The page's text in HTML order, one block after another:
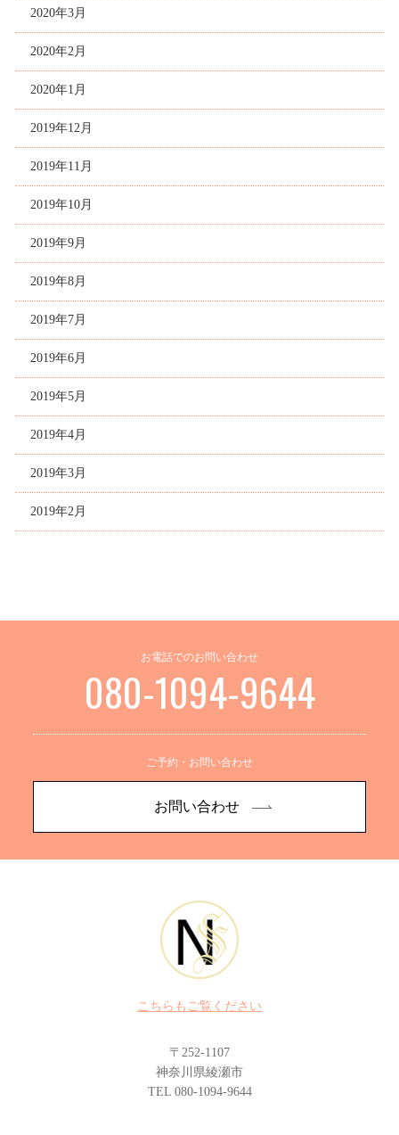
2020年3月
2020年2月
2020年1月
2019年12月
2019年11月
2019年10月
2019年9月
2019年8月
2019年7月
2019年6月
2019年5月
2019年4月
2019年3月
2019年2月
お電話でのお問い合わせ
080-1094-9644
ご予約・お問い合わせ
お問い合わせ
こちらもご覧ください
〒252-1107
神奈川県綾瀬市
TEL 080-1094-9644